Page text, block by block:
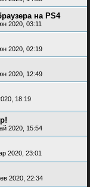
на PS4
2020, 03:11
2020, 02:19
2020, 12:49
18:19
2020, 15:54
2020, 23:01
2020, 22:34